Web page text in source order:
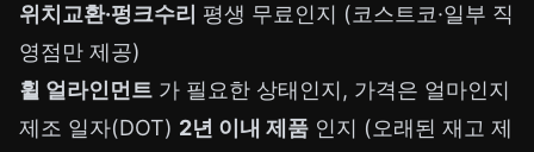
위치교환·펑크수리 평생 무료인지 (코스트코·일부 직
영점만 제공)
휠 얼라인먼트 가 필요한 상태인지, 가격은 얼마인지
제조 일자(DOT) 2년 이내 제품 인지 (오래된 재고 제